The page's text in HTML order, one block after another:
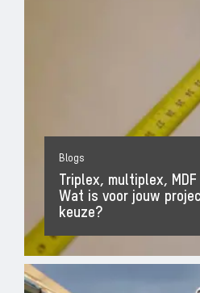
Blogs
Triplex, multiplex,
Wat is voor jouw
keuze?